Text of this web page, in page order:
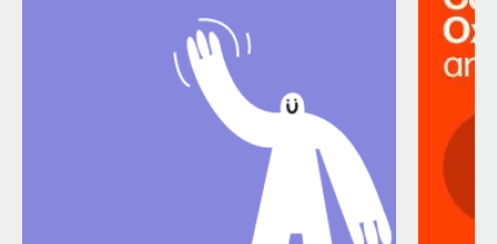
237 публикаций
ЖУРНАЛ
ФИЛОСОФСКИЙ ПОИСК: НАЧАЛА